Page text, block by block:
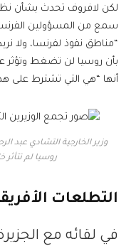
لكن لافروف تحدث بشأن
سمع من المسؤولين
“مناطق نفوذ لفرنسا، ولا
بأن روسيا لن تضغط وتؤثر
أنها “هي التي تشترط على
وزير الخارجية التشادي عبد
روسيا لم تتأثر
التطلعات
في لقائه مع